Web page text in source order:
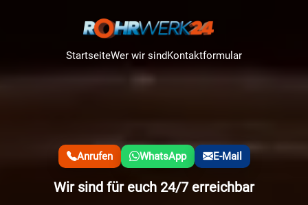
StartseiteWer wir sindKontaktformular
Anrufen WhatsApp E-Mail
Wir sind für euch 24/7 erreichbar